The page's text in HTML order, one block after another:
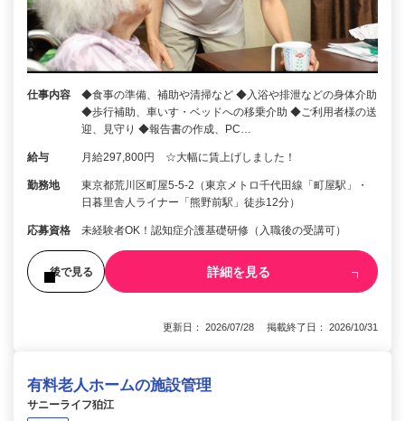
仕事内容
◆食事の準備、補助や清掃など ◆入浴や排泄などの身体介助
◆歩行補助、車いす・ベッドへの移乗介助 ◆ご利用者様の送
迎、見守り ◆報告書の作成、PC…
給与 月給297,800円 ☆大幅に賃上げしました！
勤務地
東京都荒川区町屋5-5-2（東京メトロ千代田線「町屋駅」・
日暮里舎人ライナー「熊野前駅」徒歩12分）
応募資格 未経験者OK！認知症介護基礎研修（入職後の受講可）
後で見る 詳細を見る
更新日： 2026/07/28 掲載終了日： 2026/10/31
有料老人ホームの施設管理
サニーライフ狛江